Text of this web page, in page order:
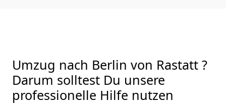
Umzug nach Berlin von Rastatt ?
Darum solltest Du unsere
professionelle Hilfe nutzen